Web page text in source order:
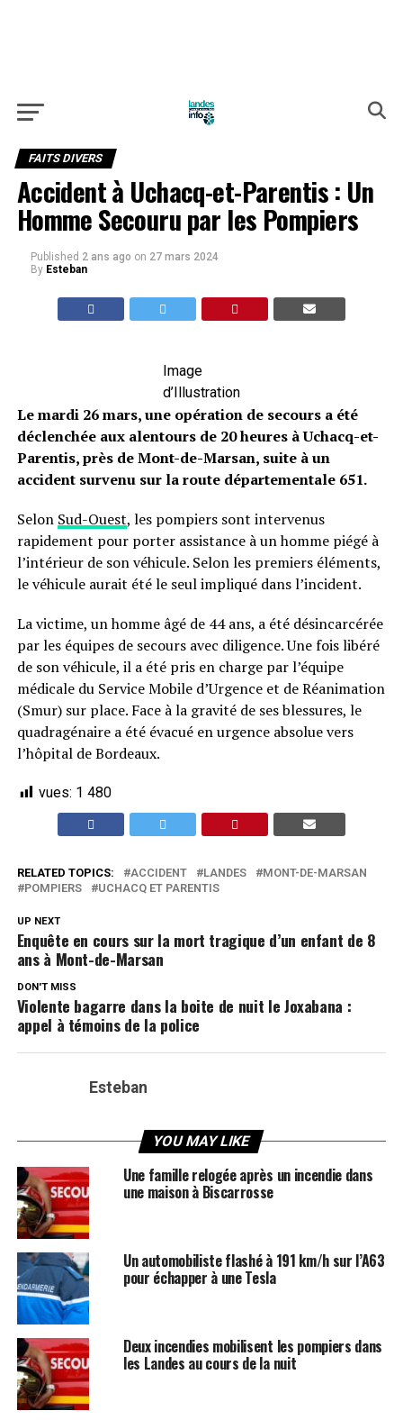
FAITS DIVERS
Accident à Uchacq-et-Parentis : Un
Homme Secouru par les Pompiers
Published 2 ans ago on 27 mars 2024
By Esteban
Image
d’Illustration
Le mardi 26 mars, une opération de secours a été
déclenchée aux alentours de 20 heures à Uchacq-et-
Parentis, près de Mont-de-Marsan, suite à un
accident survenu sur la route départementale 651.
Selon Sud-Ouest, les pompiers sont intervenus
rapidement pour porter assistance à un homme piégé à
l’intérieur de son véhicule. Selon les premiers éléments,
le véhicule aurait été le seul impliqué dans l’incident.
La victime, un homme âgé de 44 ans, a été désincarcérée
par les équipes de secours avec diligence. Une fois libéré
de son véhicule, il a été pris en charge par l’équipe
médicale du Service Mobile d’Urgence et de Réanimation
(Smur) sur place. Face à la gravité de ses blessures, le
quadragénaire a été évacué en urgence absolue vers
l’hôpital de Bordeaux.
vues: 1 480
RELATED TOPICS: ACCIDENT LANDES
MONT-DE-MARSAN
POMPIERS
UCHACQ ET PARENTIS
UP NEXT
Enquête en cours sur la mort tragique d’un enfant de 8
ans à Mont-de-Marsan
DON'T MISS
Violente bagarre dans la boite de nuit le Joxabana :
appel à témoins de la police
Esteban
YOU MAY LIKE
Une famille relogée après un incendie dans
une maison à Biscarrosse
Un automobiliste flashé à 191 km/h sur l’A63
pour échapper à une Tesla
Deux incendies mobilisent les pompiers dans
les Landes au cours de la nuit